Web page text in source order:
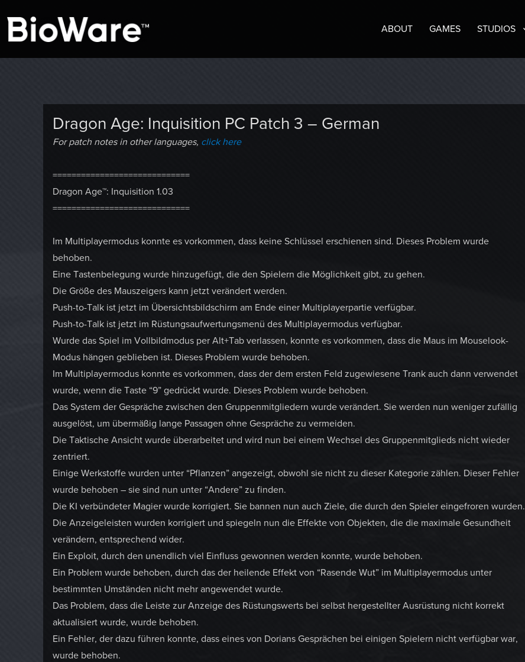
BioWare Blog
ABOUT GAMES STUDIOS
Dragon Age: Inquisition PC Patch 3 – German
For patch notes in other languages, click here
=============================
Dragon Age™: Inquisition 1.03
=============================
Im Multiplayermodus konnte es vorkommen, dass keine Schlüssel erschienen sind. Dieses Problem wurde
behoben.
Eine Tastenbelegung wurde hinzugefügt, die den Spielern die Möglichkeit gibt, zu gehen.
Die Größe des Mauszeigers kann jetzt verändert werden.
Push-to-Talk ist jetzt im Übersichtsbildschirm am Ende einer Multiplayerpartie verfügbar.
Push-to-Talk ist jetzt im Rüstungsaufwertungsmenü des Multiplayermodus verfügbar.
Wurde das Spiel im Vollbildmodus per Alt+Tab verlassen, konnte es vorkommen, dass die Maus im Mouselook-
Modus hängen geblieben ist. Dieses Problem wurde behoben.
Im Multiplayermodus konnte es vorkommen, dass der dem ersten Feld zugewiesene Trank auch dann verwendet
wurde, wenn die Taste “9” gedrückt wurde. Dieses Problem wurde behoben.
Das System der Gespräche zwischen den Gruppenmitgliedern wurde verändert. Sie werden nun weniger zufällig
ausgelöst, um übermäßig lange Passagen ohne Gespräche zu vermeiden.
Die Taktische Ansicht wurde überarbeitet und wird nun bei einem Wechsel des Gruppenmitglieds nicht wieder
zentriert.
Einige Werkstoffe wurden unter “Pflanzen” angezeigt, obwohl sie nicht zu dieser Kategorie zählen. Dieser Fehler
wurde behoben – sie sind nun unter “Andere” zu finden.
Die KI verbündeter Magier wurde korrigiert. Sie bannen nun auch Ziele, die durch den Spieler eingefroren wurden.
Die Anzeigeleisten wurden korrigiert und spiegeln nun die Effekte von Objekten, die die maximale Gesundheit
verändern, entsprechend wider.
Ein Exploit, durch den unendlich viel Einfluss gewonnen werden konnte, wurde behoben.
Ein Problem wurde behoben, durch das der heilende Effekt von “Rasende Wut” im Multiplayermodus unter
bestimmten Umständen nicht mehr angewendet wurde.
Das Problem, dass die Leiste zur Anzeige des Rüstungswerts bei selbst hergestellter Ausrüstung nicht korrekt
aktualisiert wurde, wurde behoben.
Ein Fehler, der dazu führen konnte, dass eines von Dorians Gesprächen bei einigen Spielern nicht verfügbar war,
wurde behoben.